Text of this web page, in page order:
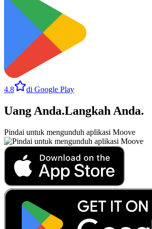
4.8 di Google Play
Uang Anda.Langkah Anda.
Pindai untuk mengunduh aplikasi Moove